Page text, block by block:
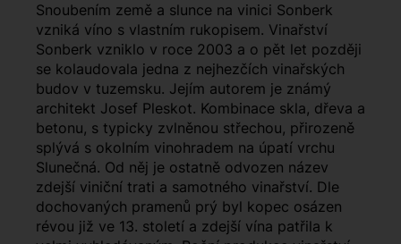
Snoubením země a slunce na vinici Sonberk
vzniká víno s vlastním rukopisem. Vinařství
Sonberk vzniklo v roce 2003 a o pět let později
se kolaudovala jedna z nejhezčích vinařských
budov v tuzemsku. Jejím autorem je známý
architekt Josef Pleskot. Kombinace skla, dřeva a
betonu, s typicky zvlněnou střechou, přirozeně
splývá s okolním vinohradem na úpatí vrchu
Slunečná. Od něj je ostatně odvozen název
zdejší viniční trati a samotného vinařství. Dle
dochovaných pramenů prý byl kopec osázen
révou již ve 13. století a zdejší vína patřila k